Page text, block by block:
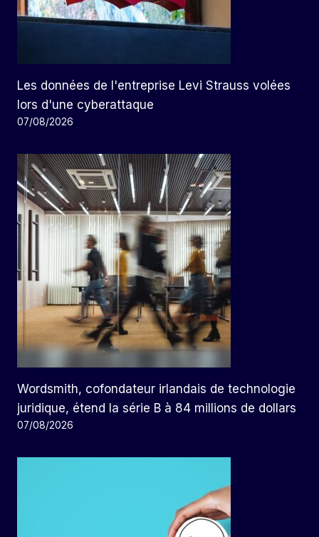
Les données de l'entreprise Levi Strauss volées
lors d'une cyberattaque
07/08/2026
Wordsmith, cofondateur irlandais de technologie
juridique, étend la série B à 84 millions de dollars
07/08/2026